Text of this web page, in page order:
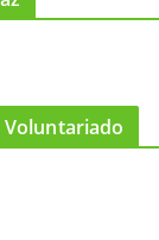
Voluntariado